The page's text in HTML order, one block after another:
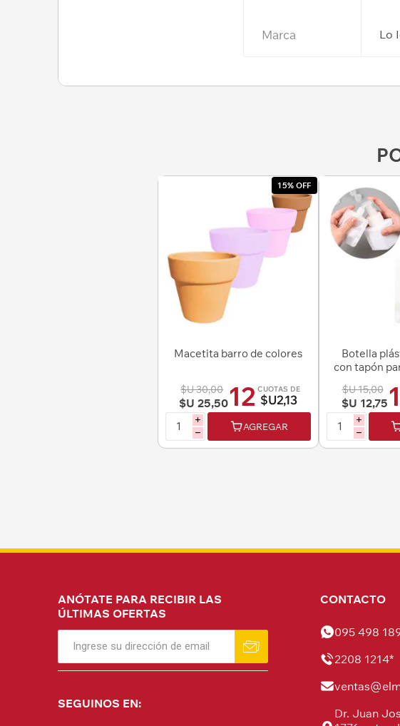
Marca Lo
15% OFF
Macetita barro de colores
$U 30,00
$U 25,5012 CUOTAS DE
$U2,13
i
h
AGREGAR
Botella
con tapón
$U 15,00
$U 12,75
i
h
ANÓTATE PARA RECIBIR LAS
ÚLTIMAS OFERTAS
SEGUINOS EN:
CONTACTO
095 498
2208 1214*
Dr. Juan